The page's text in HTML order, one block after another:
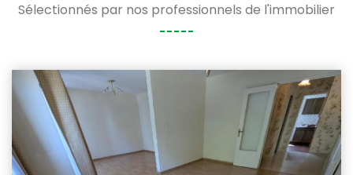
Sélectionnés par nos professionnels de l'immobilier